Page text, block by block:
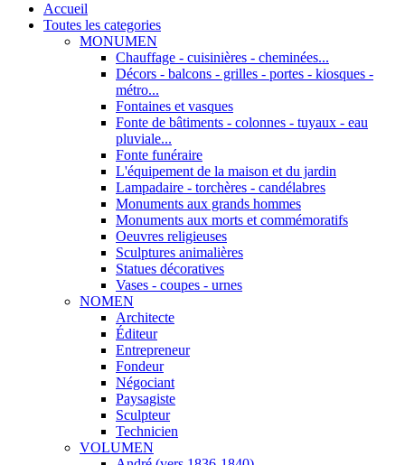
Accueil
Toutes les categories
MONUMEN
Chauffage - cuisinières - cheminées...
Décors - balcons - grilles - portes - kiosques -
métro...
Fontaines et vasques
Fonte de bâtiments - colonnes - tuyaux - eau
pluviale...
Fonte funéraire
L'équipement de la maison et du jardin
Lampadaire - torchères - candélabres
Monuments aux grands hommes
Monuments aux morts et commémoratifs
Oeuvres religieuses
Sculptures animalières
Statues décoratives
Vases - coupes - urnes
NOMEN
Architecte
Éditeur
Entrepreneur
Fondeur
Négociant
Paysagiste
Sculpteur
Technicien
VOLUMEN